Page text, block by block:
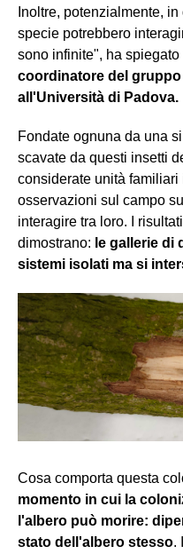
Inoltre, potenzialmente,
specie potrebbero
sono infinite", ha spiegato
coordinatore del
all'Università di Padova.
Fondate ognuna da una
scavate da questi insetti
considerate unità
osservazioni sul campo
interagire tra loro. I
dimostrano: le gallerie di
sistemi isolati ma si
Cosa comporta questa
momento in cui la
l'albero può morire:
stato dell'albero stesso.